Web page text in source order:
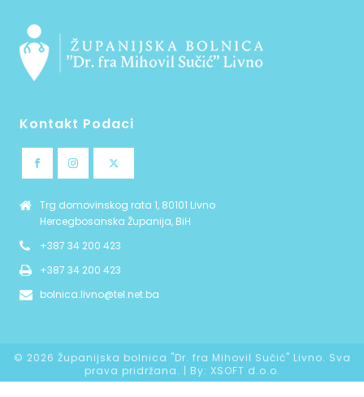
Kontakt Podaci
Trg domovinskog rata 1, 80101 Livno
Hercegbosanska Županija, BiH
+387 34 200 423
+387 34 200 423
bolnica.livno@tel.net.ba
© 2026 Županijska bolnica "Dr. fra Mihovil Sučić" Livno. Sva
prava pridržana. | By: XSOFT d.o.o.